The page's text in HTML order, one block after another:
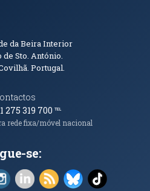
Contacto
da Beira Interior
de Sto. António.
Portugal.
275 319 700℡
rede fixa/móvel nacional
se:
em nova janela)
nova janela)
(abre em nova janela)
Instagram (abre em nova janela)
LinkedIn (abre em nova
RSS (abre em nova
Bluesky (abre
TikTok